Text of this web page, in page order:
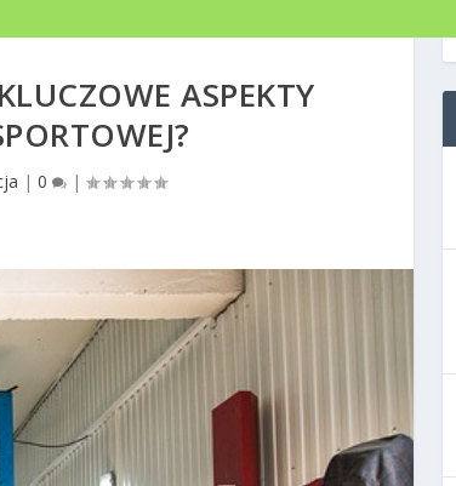
ASPEKTY
|0 |